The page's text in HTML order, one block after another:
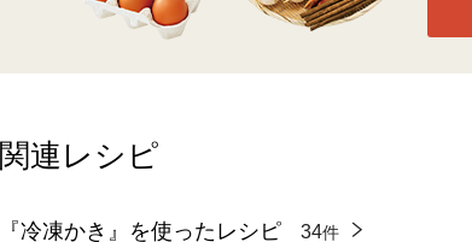
関連レシピ
『冷凍かき』を使ったレシピ 34件